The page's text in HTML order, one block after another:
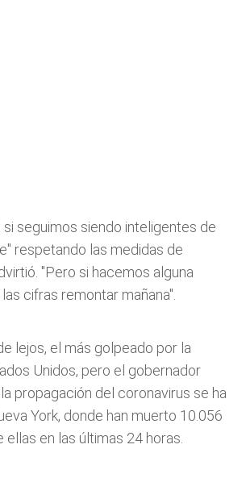
seguimos siendo inteligentes de
respetando las medidas de
"Pero si hacemos alguna
cifras remontar mañana".
lejos, el más golpeado por la
Unidos, pero el gobernador
propagación del coronavirus se ha
York, donde han muerto 10.056
ellas en las últimas 24 horas.